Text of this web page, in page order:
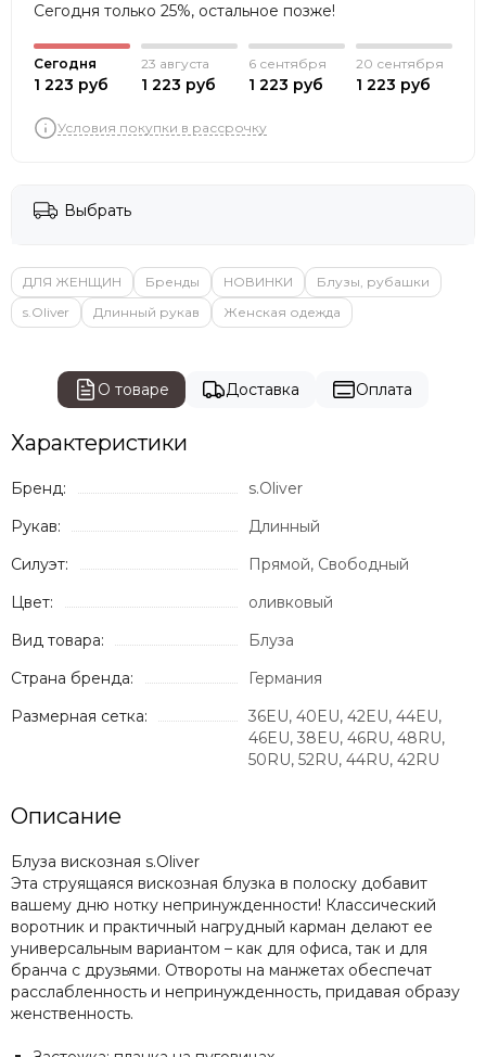
Сегодня только 25%, остальное позже!
Сегодня
1 223 руб
23 августа
1 223 руб
6 сентября
1 223 руб
20 сентября
1 223 руб
Условия покупки в рассрочку
Выбрать
ДЛЯ ЖЕНЩИН Бренды НОВИНКИ
Блузы, рубашки
s.Oliver
Длинный рукав Женская одежда
О товаре Доставка Оплата
Характеристики
Бренд:
s.Oliver
Рукав:
Длинный
Силуэт:
Прямой, Свободный
Цвет:
оливковый
Вид товара:
Блуза
Страна бренда:
Германия
Размерная сетка:
36EU, 40EU, 42EU, 44EU,
46EU, 38EU, 46RU, 48RU,
50RU, 52RU, 44RU, 42RU
Описание
Блуза вискозная s.Oliver
Эта струящаяся вискозная блузка в полоску добавит
вашему дню нотку непринужденности! Классический
воротник и практичный нагрудный карман делают ее
универсальным вариантом – как для офиса, так и для
бранча с друзьями. Отвороты на манжетах обеспечат
расслабленность и непринужденность, придавая образу
женственность.